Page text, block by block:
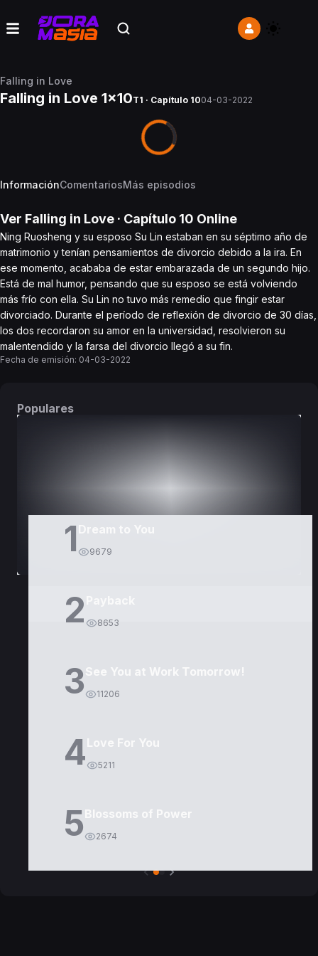
Falling in Love
Falling in Love 1x10T1 · Capítulo 1004-03-2022
InformaciónComentariosMás episodios
Ver Falling in Love · Capítulo 10 Online
Ning Ruosheng y su esposo Su Lin estaban en su séptimo año de
matrimonio y tenían pensamientos de divorcio debido a la ira. En
ese momento, acababa de estar embarazada de un segundo hijo.
Está de mal humor, pensando que su esposo se está volviendo
más frío con ella. Su Lin no tuvo más remedio que fingir estar
divorciado. Durante el período de reflexión de divorcio de 30 días,
los dos recordaron su amor en la universidad, resolvieron su
malentendido y la farsa del divorcio llegó a su fin.
Fecha de emisión: 04-03-2022
Populares
1 Dream to You
9679
2 8653
3See You at Work Tomorrow!
11206
4Love For You
5211
5Blossoms of Power
2674